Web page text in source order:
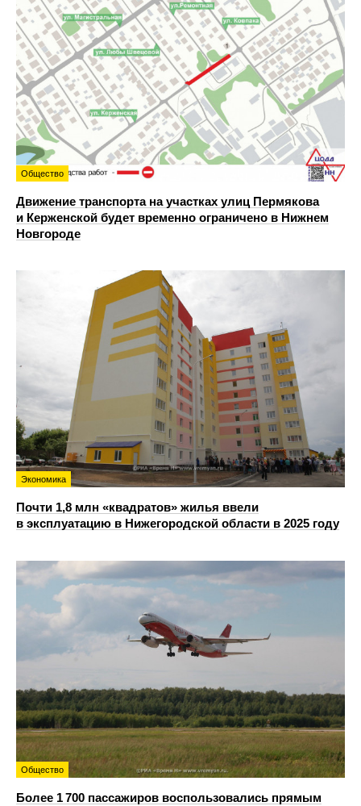
Общество
Движение транспорта на участках улиц Пермякова
и Керженской будет временно ограничено в Нижнем
Новгороде
Экономика
Почти 1,8 млн «квадратов» жилья ввели
в эксплуатацию в Нижегородской области в 2025 году
Общество
Более 1 700 пассажиров воспользовались прямым